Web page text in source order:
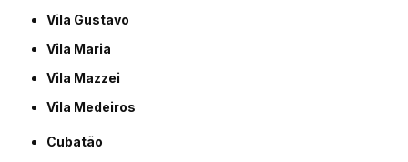
Vila Gustavo
Vila Maria
Vila Mazzei
Vila Medeiros
Cubatão